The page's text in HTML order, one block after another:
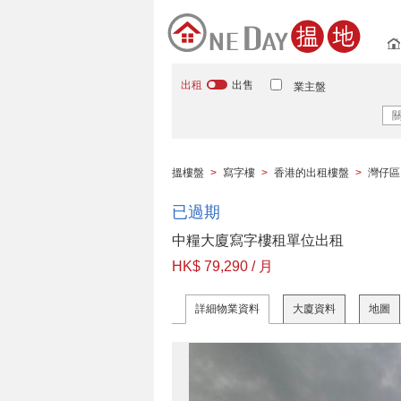
出租 出售 業主盤
搵樓盤 > 寫字樓 > 香港的出租樓盤 > 灣仔區
已過期
中糧大廈寫字樓租單位出租
HK$ 79,290 / 月
詳細物業資料 大廈資料 地圖